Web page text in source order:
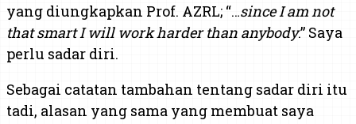
yang diungkapkan Prof. AZRL; “…since I am not
that smart I will work harder than anybody.” Saya
perlu sadar diri.
Sebagai catatan tambahan tentang sadar diri itu
tadi, alasan yang sama yang membuat saya